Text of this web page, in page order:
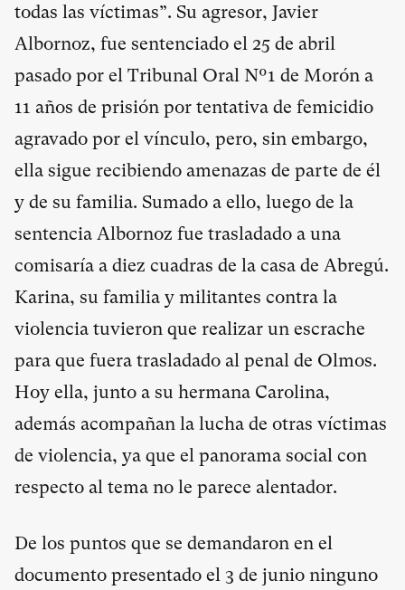
todas las víctimas”. Su agresor, Javier
Albornoz, fue sentenciado el 25 de abril
pasado por el Tribunal Oral Nº1 de Morón a
11 años de prisión por tentativa de femicidio
agravado por el vínculo, pero, sin embargo,
ella sigue recibiendo amenazas de parte de él
y de su familia. Sumado a ello, luego de la
sentencia Albornoz fue trasladado a una
comisaría a diez cuadras de la casa de Abregú.
Karina, su familia y militantes contra la
violencia tuvieron que realizar un escrache
para que fuera trasladado al penal de Olmos.
Hoy ella, junto a su hermana Carolina,
además acompañan la lucha de otras víctimas
de violencia, ya que el panorama social con
respecto al tema no le parece alentador.
De los puntos que se demandaron en el
documento presentado el 3 de junio ninguno